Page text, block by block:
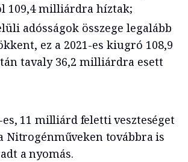
109,4 milliárdra híztak;
adósságok összege legalább
ez a 2021-es kiugró 108,9
tavaly 36,2 milliárdra esett
es, 11 milliárd feletti veszteséget
Nitrogénműveken továbbra is
a nyomás.